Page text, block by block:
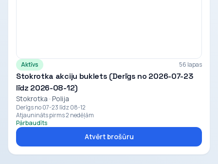
Aktīvs 56 lapas
Stokrotka akciju buklets (Derīgs no 2026-07-23
līdz 2026-08-12)
Stokrotka · Polija
Derīgs no 07-23 līdz 08-12
Atjaunināts pirms 2 nedēļām
Pārbaudīts
Atvērt brošūru